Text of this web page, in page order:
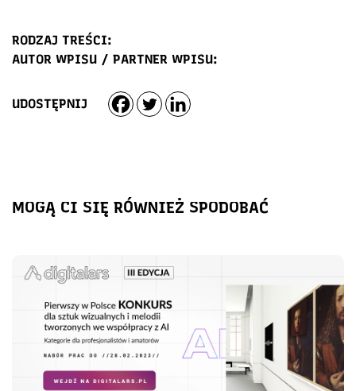
RODZAJ TREŚCI:
AUTOR WPISU / PARTNER WPISU:
UDOSTĘPNIJ
MOGĄ CI SIĘ RÓWNIEŻ SPODOBAĆ